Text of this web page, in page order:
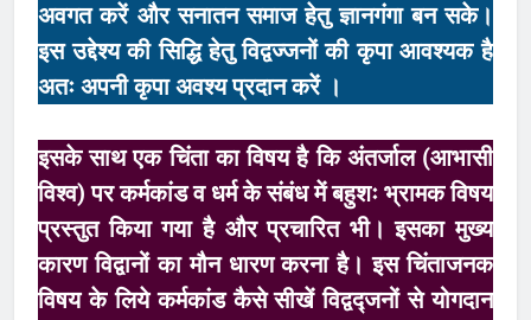
अवगत करें और सनातन समाज हेतु ज्ञानगंगा बन सके।
इस उद्देश्य की सिद्धि हेतु विद्वज्जनों की कृपा आवश्यक है
अतः अपनी कृपा अवश्य प्रदान करें ।
इसके साथ एक चिंता का विषय है कि अंतर्जाल (आभासी
विश्व) पर कर्मकांड व धर्म के संबंध में बहुशः भ्रामक विषय
प्रस्तुत किया गया है और प्रचारित भी। इसका मुख्य
कारण विद्वानों का मौन धारण करना है। इस चिंताजनक
विषय के लिये कर्मकांड कैसे सीखें विद्वद्जनों से योगदान